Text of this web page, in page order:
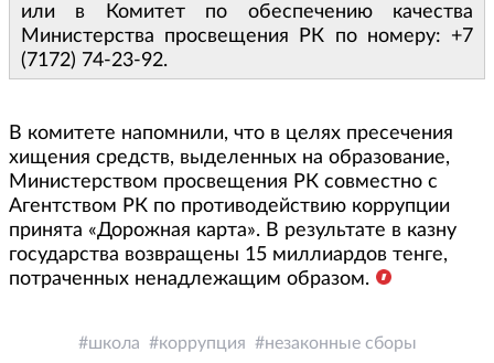
или в Комитет по обеспечению качества
Министерства просвещения РК по номеру: +7
(7172) 74-23-92.
В комитете напомнили, что в целях пресечения
хищения средств, выделенных на образование,
Министерством просвещения РК совместно с
Агентством РК по противодействию коррупции
принята «Дорожная карта». В результате в казну
государства возвращены 15 миллиардов тенге,
потраченных ненадлежащим образом.
школа коррупция незаконные сборы